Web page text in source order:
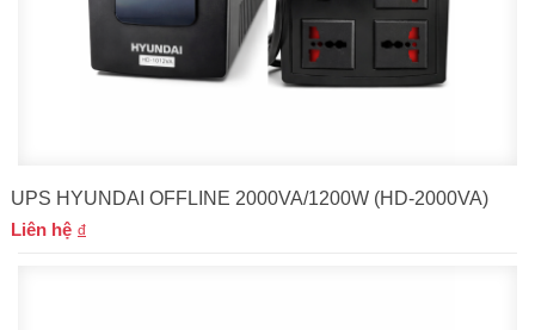
UPS HYUNDAI OFFLINE 2000VA/1200W (HD-2000VA)
Liên hệ